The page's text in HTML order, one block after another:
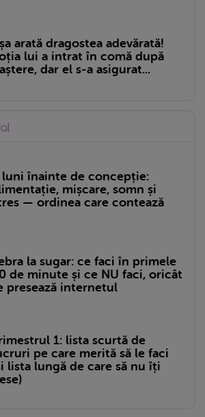
arată dragostea adevărată!
lui a intrat în comă după
dar el s-a asigurat...
luni înainte de concepție:
mișcare, somn și
— ordinea care contează
la sugar: ce faci în primele
de minute și ce NU faci, oricât
presează internetul
1: lista scurtă de
pe care merită să le faci
lista lungă de care să nu îți